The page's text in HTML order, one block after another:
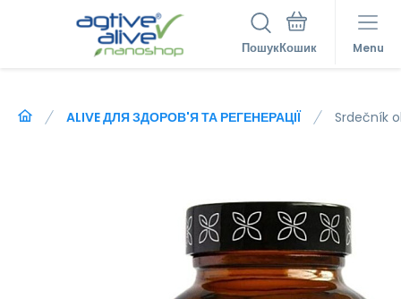
Пошук Menu
ALIVE ДЛЯ ЗДОРОВ'Я ТА РЕГЕНЕРАЦІЇ Srdečník